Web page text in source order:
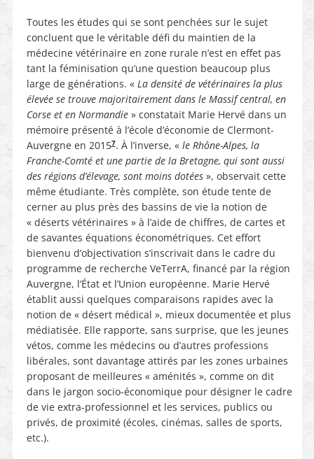
Toutes les études qui se sont penchées sur le sujet
concluent que le véritable défi du maintien de la
médecine vétérinaire en zone rurale n’est en effet pas
tant la féminisation qu’une question beaucoup plus
large de générations. « La densité de vétérinaires la plus
élevée se trouve majoritairement dans le Massif central, en
Corse et en Normandie» constatait Marie Hervé dans un
mémoire présenté à l’école d’économie de Clermont-
Auvergne en 20157. À l’inverse, « le Rhône-Alpes, la
Franche-Comté et une partie de la Bretagne, qui sont aussi
des régions d’élevage, sont moins dotées», observait cette
même étudiante. Très complète, son étude tente de
cerner au plus près des bassins de vie la notion de
« déserts vétérinaires » à l’aide de chiffres, de cartes et
de savantes équations économétriques. Cet effort
bienvenu d’objectivation s’inscrivait dans le cadre du
programme de recherche VeTerrA, financé par la région
Auvergne, l’État et l’Union européenne. Marie Hervé
établit aussi quelques comparaisons rapides avec la
notion de « désert médical », mieux documentée et plus
médiatisée. Elle rapporte, sans surprise, que les jeunes
vétos, comme les médecins ou d’autres professions
libérales, sont davantage attirés par les zones urbaines
proposant de meilleures « aménités », comme on dit
dans le jargon socio-économique pour désigner le cadre
de vie extra-professionnel et les services, publics ou
privés, de proximité (écoles, cinémas, salles de sports,
etc.).